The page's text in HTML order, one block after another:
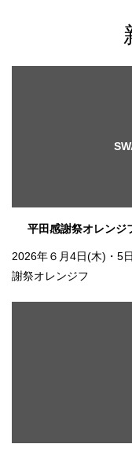
平田感謝祭オレン
2026年６月4日(木)・5
謝祭オレンジフ